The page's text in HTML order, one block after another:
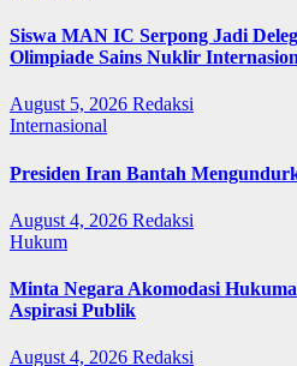
Siswa MAN IC Serpong Jadi
Olimpiade Sains Nuklir
August 5, 2026 Redaksi
Internasional
Presiden Iran Bantah
August 4, 2026 Redaksi
Hukum
Minta Negara Akomodasi
Aspirasi Publik
August 4, 2026 Redaksi